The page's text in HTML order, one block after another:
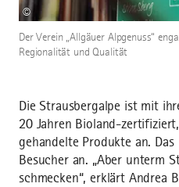
©
Der Verein „Allgäuer Alpgenuss“
Regionalität und Qualität
Die Strausbergalpe ist mit
20 Jahren Bioland-
gehandelte Produkte an.
Besucher an. „Aber unterm
schmecken“, erklärt Andrea